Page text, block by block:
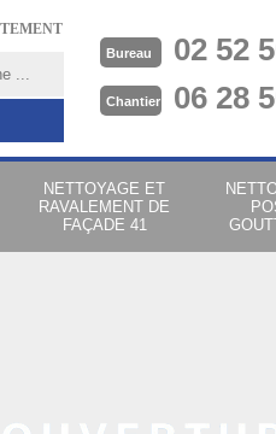
Bureau 02 52
Chantier 06 28
NETTOYAGE ET
RAVALEMENT DE
FAÇADE 41